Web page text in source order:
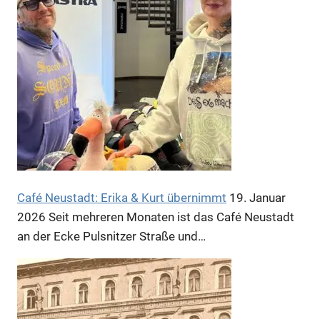
Café Neustadt: Erika & Kurt übernimmt 19. Januar
2026 Seit mehreren Monaten ist das Café Neustadt
an der Ecke Pulsnitzer Straße und…